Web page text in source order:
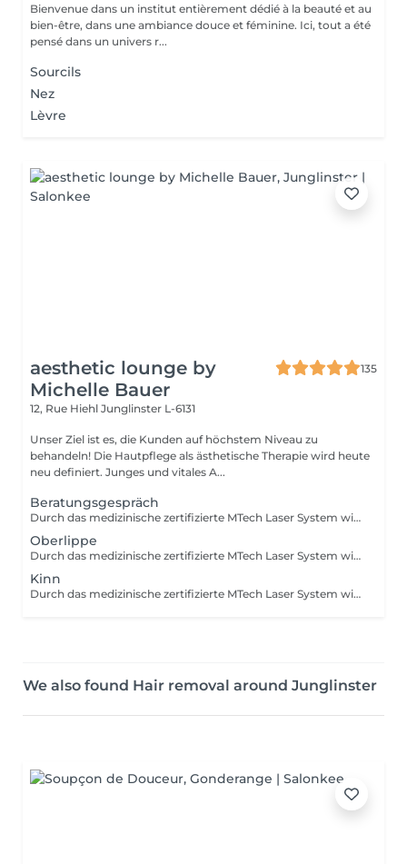
Bienvenue dans un institut entièrement dédié à la beauté et au
bien-être, dans une ambiance douce et féminine. Ici, tout a été
pensé dans un univers r...
Sourcils
Nez
Lèvre
aesthetic lounge by
Michelle Bauer
135
12, Rue Hiehl Junglinster L-6131
Unser Ziel ist es, die Kunden auf höchstem Niveau zu
behandeln! Die Hautpflege als ästhetische Therapie wird heute
neu definiert. Junges und vitales A...
Beratungsgespräch
Durch das medizinische zertifizierte MTech Laser System wird die effizienteste und schmerzloseste Haarentfernung erreicht, welche es derzeit auf dem Markt gibt. Durch diese High-End-Technologie können alle Haarfarben und Hauttypen zu jeder Jahreszeit behandelt werden. WIE LÄUFT EINE BEHANDLUNG AB? Der Diodenlaser schickt einen stark gebündelten Lichtstrahl, der die oberste Hautschicht ohne Beschädigung durchdringt und vom Melanin in der Haarwurzel absorbiert wird. Dadurch wird die Struktur der Haarwurzel zerstört, die Haare fallen aus und wachsen nicht mehr nach. Weil sich die Haare niemals in der selben Wachstumsphase befinden, sind abhängig von der Haarfarbe und dem Hauttyp, sowie der Hautregion, mehrere Behandlungen erforderlich. Zwischen den einzelnen Sitzungen sollten je nach Region 4 bis 8 Wochen vergehen, damit weitere Haare in die Wachstumsphase kommen. VOR DER BEHANDLUNG - Starke Sonne vermeiden - 4 Wochen nicht harzen, epilieren oder zupfen - ausreichend Feuchtigkeit für die Haut - kein Selbstbräuner - Lichtschutzfaktor verwenden - 1-2 Tage vorher rasieren, die Haarspitze sollte sichtbar sein - keine Medikamenteneinnahme - tragen Sie lockere Kleidung für die Behandlung NACH DER BEHANDLUNG - keine parfümierte Seife oder Duschgel - bei Bedarf Hautstelle leicht kühlen - ausreichend Feuchtigkeit für die Haut - Lichtschutzfaktor verwenden - eine Woche keine Sonne oder Solarium - keine Medikamenteneinnahme - kein zupfen wachsen oder epilieren - kein Peeling
Oberlippe
Durch das medizinische zertifizierte MTech Laser System wird die effizienteste und schmerzloseste Haarentfernung erreicht, welche es derzeit auf dem Markt gibt. Durch diese High-End-Technologie können alle Haarfarben und Hauttypen zu jeder Jahreszeit behandelt werden. WIE LÄUFT EINE BEHANDLUNG AB? Der Diodenlaser schickt einen stark gebündelten Lichtstrahl, der die oberste Hautschicht ohne Beschädigung durchdringt und vom Melanin in der Haarwurzel absorbiert wird. Dadurch wird die Struktur der Haarwurzel zerstört, die Haare fallen aus und wachsen nicht mehr nach. Weil sich die Haare niemals in der selben Wachstumsphase befinden, sind abhängig von der Haarfarbe und dem Hauttyp, sowie der Hautregion, mehrere Behandlungen erforderlich. Zwischen den einzelnen Sitzungen sollten je nach Region 4 bis 8 Wochen vergehen, damit weitere Haare in die Wachstumsphase kommen. VOR DER BEHANDLUNG - Starke Sonne vermeiden - 4 Wochen nicht harzen, epilieren oder zupfen - ausreichend Feuchtigkeit für die Haut - kein Selbstbräuner - Lichtschutzfaktor verwenden - 1-2 Tage vorher rasieren, die Haarspitze sollte sichtbar sein - keine Medikamenteneinnahme - tragen Sie lockere Kleidung für die Behandlung NACH DER BEHANDLUNG - keine parfümierte Seife oder Duschgel - bei Bedarf Hautstelle leicht kühlen - ausreichend Feuchtigkeit für die Haut - Lichtschutzfaktor verwenden - eine Woche keine Sonne oder Solarium - keine Medikamenteneinnahme - kein zupfen wachsen oder epilieren - kein Peeling
Kinn
Durch das medizinische zertifizierte MTech Laser System wird die effizienteste und schmerzloseste Haarentfernung erreicht, welche es derzeit auf dem Markt gibt. Durch diese High-End-Technologie können alle Haarfarben und Hauttypen zu jeder Jahreszeit behandelt werden. WIE LÄUFT EINE BEHANDLUNG AB? Der Diodenlaser schickt einen stark gebündelten Lichtstrahl, der die oberste Hautschicht ohne Beschädigung durchdringt und vom Melanin in der Haarwurzel absorbiert wird. Dadurch wird die Struktur der Haarwurzel zerstört, die Haare fallen aus und wachsen nicht mehr nach. Weil sich die Haare niemals in der selben Wachstumsphase befinden, sind abhängig von der Haarfarbe und dem Hauttyp, sowie der Hautregion, mehrere Behandlungen erforderlich. Zwischen den einzelnen Sitzungen sollten je nach Region 4 bis 8 Wochen vergehen, damit weitere Haare in die Wachstumsphase kommen. VOR DER BEHANDLUNG - Starke Sonne vermeiden - 4 Wochen nicht harzen, epilieren oder zupfen - ausreichend Feuchtigkeit für die Haut - kein Selbstbräuner - Lichtschutzfaktor verwenden - 1-2 Tage vorher rasieren, die Haarspitze sollte sichtbar sein - keine Medikamenteneinnahme - tragen Sie lockere Kleidung für die Behandlung NACH DER BEHANDLUNG - keine parfümierte Seife oder Duschgel - bei Bedarf Hautstelle leicht kühlen - ausreichend Feuchtigkeit für die Haut - Lichtschutzfaktor verwenden - eine Woche keine Sonne oder Solarium - keine Medikamenteneinnahme - kein zupfen wachsen oder epilieren - kein Peeling
We also found Hair removal around Junglinster